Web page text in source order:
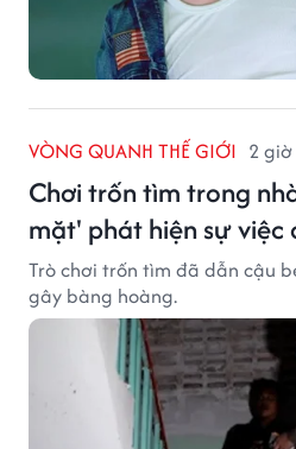
VÒNG QUANH THẾ GIỚI 2
Chơi trốn tìm trong
mặt' phát hiện sự việc
Trò chơi trốn tìm đã dẫn cậu
gây bàng hoàng.